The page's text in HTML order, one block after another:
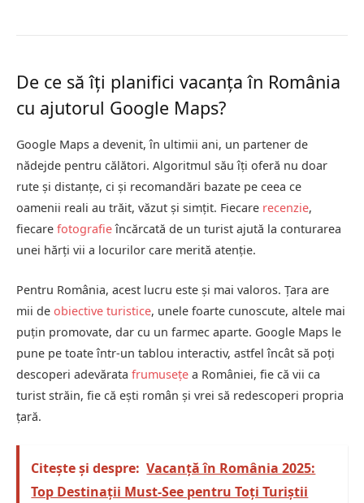
De ce să îți planifici vacanța în România
cu ajutorul Google Maps?
Google Maps a devenit, în ultimii ani, un partener de
nădejde pentru călători. Algoritmul său îți oferă nu doar
rute și distanțe, ci și recomandări bazate pe ceea ce
oamenii reali au trăit, văzut și simțit. Fiecare recenzie,
fiecare fotografieîncărcată de un turist ajută la conturarea
unei hărți vii a locurilor care merită atenție.
Pentru România, acest lucru este și mai valoros. Țara are
mii de obiective turistice, unele foarte cunoscute, altele mai
puțin promovate, dar cu un farmec aparte. Google Maps le
pune pe toate într-un tablou interactiv, astfel încât să poți
descoperi adevărata frumusețe a României, fie că vii ca
turist străin, fie că ești român și vrei să redescoperi propria
țară.
Citește și despre: Vacanță în România 2025:
Top Destinații Must-See pentru Toți Turiștii